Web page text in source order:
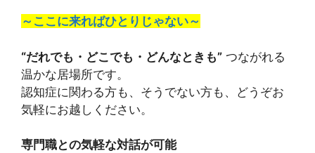
～ここに来ればひとりじゃない～
“だれでも・どこでも・どんなときも” つながれる
温かな居場所です。
認知症に関わる方も、そうでない方も、どうぞお
気軽にお越しください。
専門職との気軽な対話が可能